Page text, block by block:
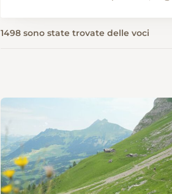
1498 sono state trovate delle voci